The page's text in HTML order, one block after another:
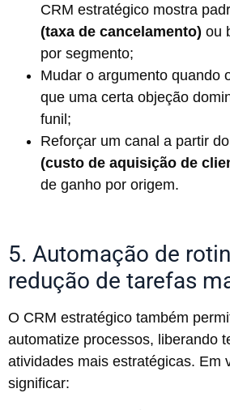
CRM estratégico mostra
(taxa de cancelamento) ou
por segmento;
Mudar o argumento quando
que uma certa objeção
funil;
Reforçar um canal a partir
(custo de aquisição de
de ganho por origem.
5. Automação de
redução de tarefas
O CRM estratégico também
automatize processos, liberando
atividades mais estratégicas. Em
significar: